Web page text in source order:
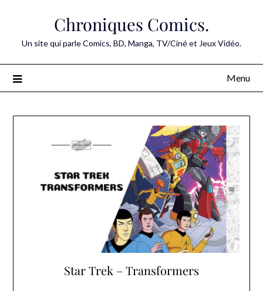
Chroniques Comics.
Un site qui parle Comics, BD, Manga, TV/Ciné et Jeux Vidéo.
Menu
Star Trek – Transformers